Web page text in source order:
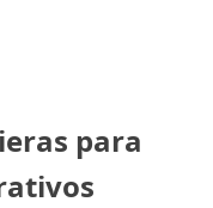
para